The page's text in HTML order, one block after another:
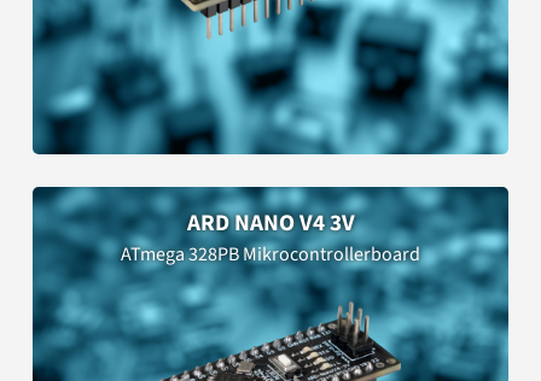
ARD NANO V4 3V
ATmega 328PB Mikrocontrollerboard